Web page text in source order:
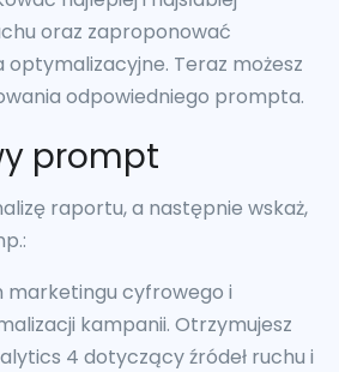
oraz zaproponować
optymalizacyjne. Teraz możesz
odpowiedniego prompta.
prompt
raportu, a następnie wskaż,
marketingu cyfrowego i
kampanii. Otrzymujesz
4 dotyczący źródeł ruchu i